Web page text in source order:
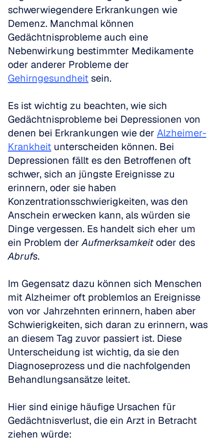
schwerwiegendere Erkrankungen wie
Demenz. Manchmal können
Gedächtnisprobleme auch eine
Nebenwirkung bestimmter Medikamente
Gehirngesundheit sein.
Es ist wichtig zu beachten, wie sich
Gedächtnisprobleme bei Depressionen von
denen bei Erkrankungen wie der Alzheimer-
Krankheit unterscheiden können. Bei
Depressionen fällt es den Betroffenen oft
schwer, sich an jüngste Ereignisse zu
erinnern, oder sie haben
Konzentrationsschwierigkeiten, was den
Anschein erwecken kann, als würden sie
Dinge vergessen. Es handelt sich eher um
ein Problem der Aufmerksamkeit
Abrufs.
Im Gegensatz dazu können sich Menschen
mit Alzheimer oft problemlos an Ereignisse
von vor Jahrzehnten erinnern, haben aber
Schwierigkeiten, sich daran zu erinnern, was
an diesem Tag zuvor passiert ist. Diese
Unterscheidung ist wichtig, da sie den
Diagnoseprozess und die nachfolgenden
Behandlungsansätze leitet.
Hier sind einige häufige Ursachen für
Gedächtnisverlust, die ein Arzt in Betracht
ziehen würde: